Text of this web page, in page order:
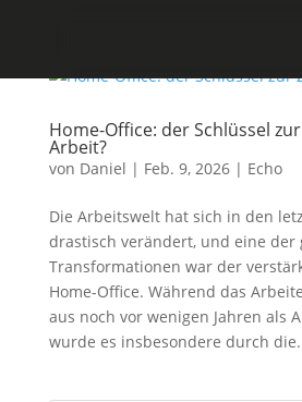
Home-Office: der Schlüssel
Arbeit?
von Daniel | Feb. 9, 2026| Echo
Die Arbeitswelt hat sich in den
drastisch verändert, und eine der
Transformationen war der
Home-Office. Während das
aus noch vor wenigen Jahren als
wurde es insbesondere durch